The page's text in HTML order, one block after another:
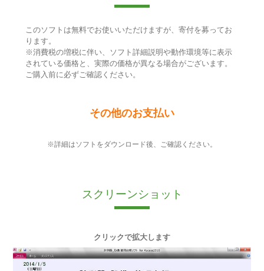
このソフトは無料でお使いいただけますが、寄付を募ってお
ります。
※消費税の増税に伴い、ソフト詳細説明や動作環境等に表示
されている価格と、実際の価格が異なる場合がございます。
ご購入前に必ずご確認ください。
その他のお支払い
※詳細はソフトをダウンロード後、ご確認ください。
スクリーンショット
クリックで拡大します